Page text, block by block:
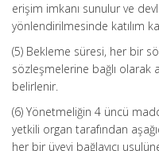
erişim imkanı sunulur ve
yönlendirilmesinde katılım
(5) Bekleme süresi, her bir
sözleşmelerine bağlı olarak
belirlenir.
(6) Yönetmeliğin 4 üncü
yetkili organ tarafından
her bir üyeyi bağlayıcı